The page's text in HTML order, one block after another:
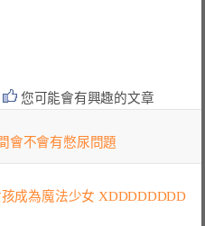
您可能會有興趣的文章
會不會有憋尿問題
成為魔法少女 XDDDDDDDD